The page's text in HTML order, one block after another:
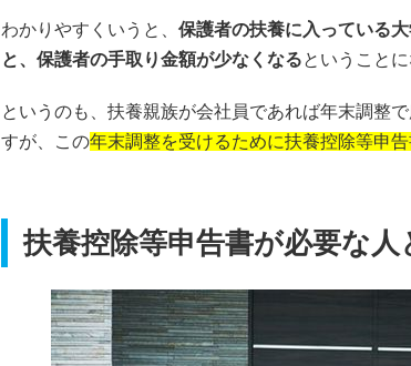
わかりやすくいうと、 保護者の扶養に入っている
と、保護者の手取り金額が少なくなるということに
というのも、扶養親族が会社員であれば年末調整
すが、この年末調整を受けるために扶養控除等申
扶養控除等申告書が必要な人